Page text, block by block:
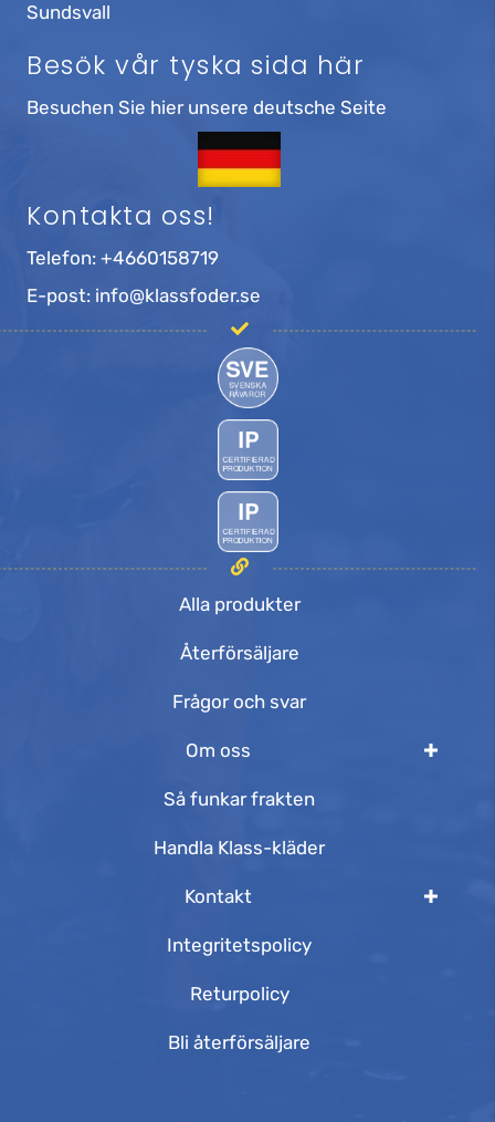
Sundsvall
Besök vår tyska sida här
Besuchen Sie hier unsere deutsche Seite
Kontakta oss!
Telefon: +4660158719
E-post: info@klassfoder.se
Alla produkter
Återförsäljare
Frågor och svar
Om oss
Så funkar frakten
Handla Klass-kläder
Kontakt
Integritetspolicy
Returpolicy
Bli återförsäljare